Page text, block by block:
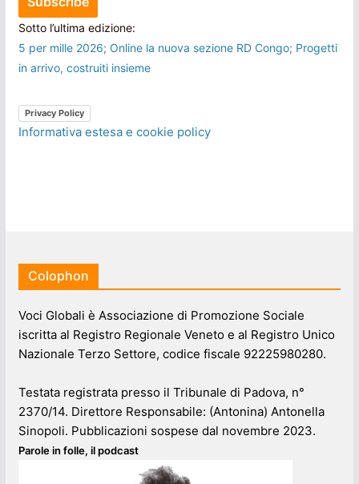
Sotto l’ultima edizione:
5 per mille 2026; Online la nuova sezione RD Congo; Progetti
in arrivo, costruiti insieme
Privacy Policy
Informativa estesa e cookie policy
Colophon
Voci Globali è Associazione di Promozione Sociale
iscritta al Registro Regionale Veneto e al Registro Unico
Nazionale Terzo Settore, codice fiscale 92225980280.
Testata registrata presso il Tribunale di Padova, n°
2370/14. Direttore Responsabile: (Antonina) Antonella
Sinopoli. Pubblicazioni sospese dal novembre 2023.
Parole in folle, il podcast